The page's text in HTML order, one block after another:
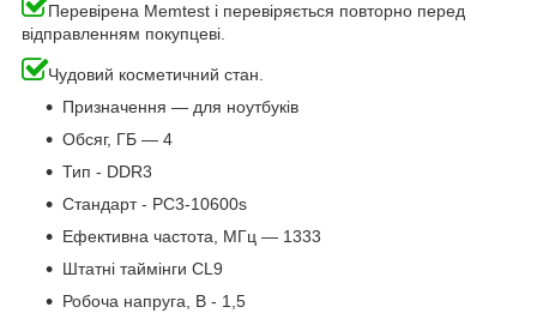
Перевірена Memtest і перевіряється повторно перед
відправленням покупцеві.
Чудовий косметичний стан.
Призначення — для ноутбуків
Обсяг, ГБ — 4
Тип - DDR3
Стандарт - PC3-10600s
Ефективна частота, МГц — 1333
Штатні таймінги CL9
Робоча напруга, В - 1,5